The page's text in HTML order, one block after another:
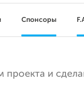
Спонсоры
и